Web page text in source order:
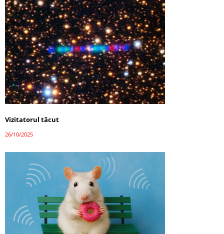
Vizitatorul tăcut
26/10/2025